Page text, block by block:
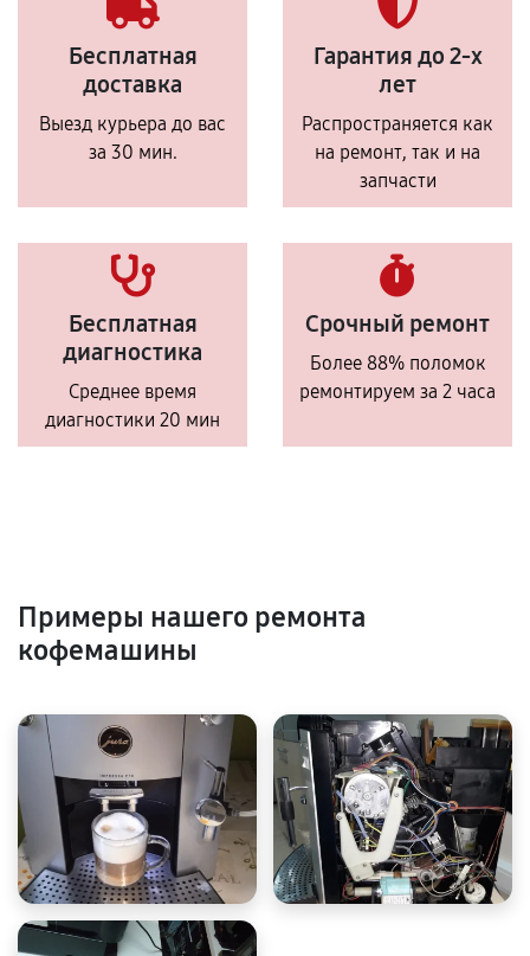
Бесплатная
доставка
Выезд курьера до вас
за 30 мин.
Гарантия до 2-х
лет
Распространяется как
на ремонт, так и на
запчасти
Бесплатная
диагностика
Среднее время
диагностики 20 мин
Срочный ремонт
Более 88% поломок
ремонтируем за 2 часа
Примеры нашего ремонта
кофемашины